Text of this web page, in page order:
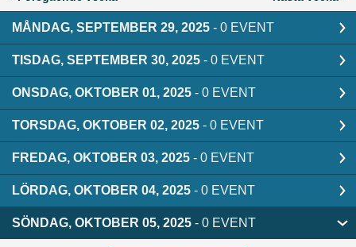
MÅNDAG, SEPTEMBER 29, 2025 - 0 EVENT
TISDAG, SEPTEMBER 30, 2025 - 0 EVENT
ONSDAG, OKTOBER 01, 2025 - 0 EVENT
TORSDAG, OKTOBER 02, 2025 - 0 EVENT
FREDAG, OKTOBER 03, 2025 - 0 EVENT
LÖRDAG, OKTOBER 04, 2025 - 0 EVENT
SÖNDAG, OKTOBER 05, 2025 - 0 EVENT